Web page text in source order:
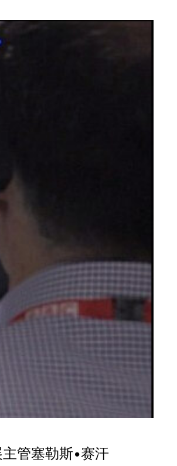
管塞勒斯•赛汗